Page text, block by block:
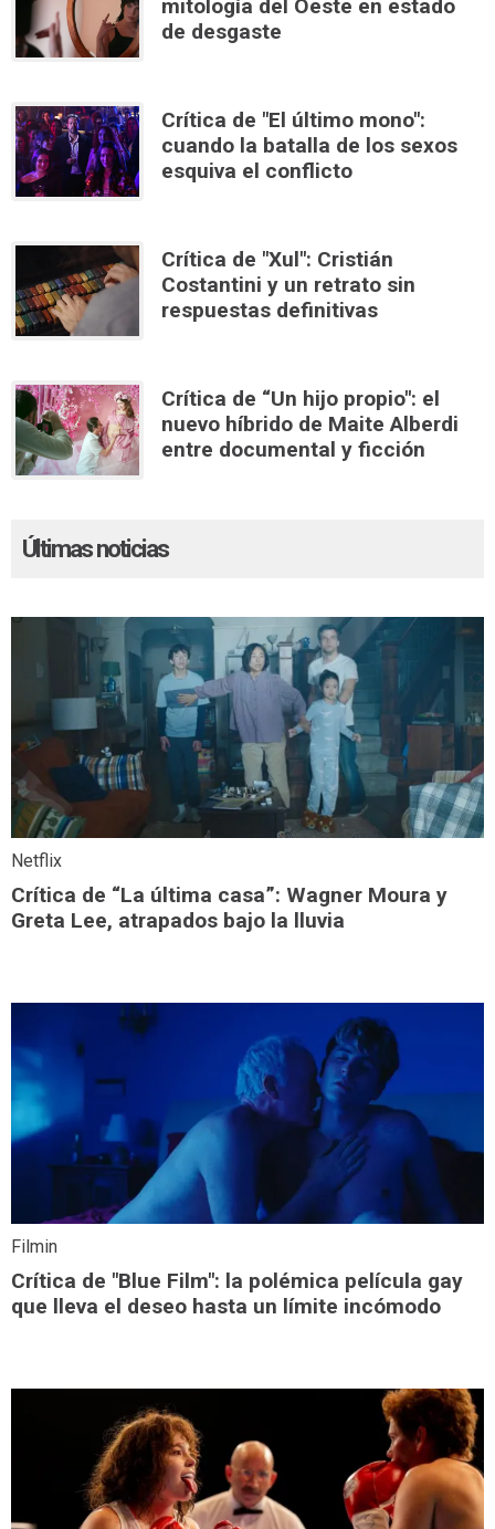
mitología del Oeste en estado
de desgaste
Crítica de "El último mono":
cuando la batalla de los sexos
esquiva el conflicto
Crítica de "Xul": Cristián
Costantini y un retrato sin
respuestas definitivas
Crítica de “Un hijo propio": el
nuevo híbrido de Maite Alberdi
entre documental y ficción
Últimas noticias
Netflix
Crítica de “La última casa”: Wagner Moura y
Greta Lee, atrapados bajo la lluvia
Filmin
Crítica de "Blue Film": la polémica película gay
que lleva el deseo hasta un límite incómodo